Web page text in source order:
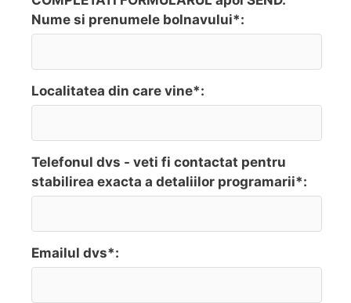
Nume si prenumele bolnavului*:
Localitatea din care vine*:
Telefonul dvs - veti fi contactat pentru
stabilirea exacta a detaliilor programarii*:
Emailul dvs*: